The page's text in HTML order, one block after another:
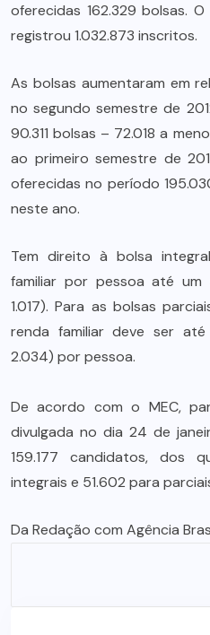
oferecidas 162.329 bolsas.
registrou 1.032.873 inscritos.
As bolsas aumentaram em
no segundo semestre de
90.311 bolsas – 72.018 a
ao primeiro semestre de
oferecidas no período
neste ano.
Tem direito à bolsa
familiar por pessoa até um
1.017). Para as bolsas
renda familiar deve ser
2.034) por pessoa.
De acordo com o MEC,
divulgada no dia 24 de
159.177 candidatos, dos
integrais e 51.602 para
Da Redação com Agência